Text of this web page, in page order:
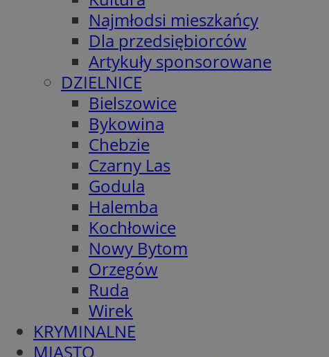
Najmłodsi mieszkańcy
Dla przedsiębiorców
Artykuły sponsorowane
DZIELNICE
Bielszowice
Bykowina
Chebzie
Czarny Las
Godula
Halemba
Kochłowice
Nowy Bytom
Orzegów
Ruda
Wirek
KRYMINALNE
MIASTO